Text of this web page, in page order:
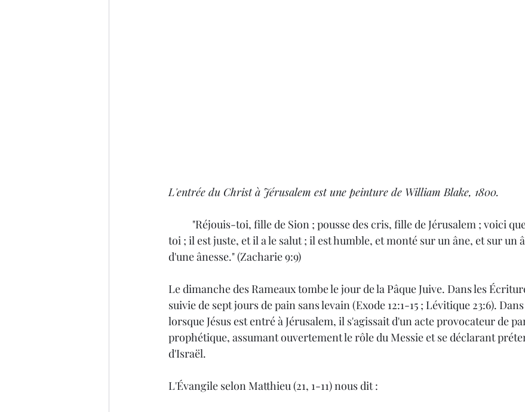
L'entrée du Christ à Jérusalem est une peinture de William Blake, 1800.
toi ; il est juste, et il a le salut ; il est humble, et monté sur un âne, et sur un
d'une ânesse." (Zacharie 9:9)
Le dimanche des Rameaux tombe le jour de la Pâque Juive. Dans les
suivie de sept jours de pain sans levain (Exode 12:1-15 ; Lévitique 23:6).
lorsque Jésus est entré à Jérusalem, il s'agissait d'un acte provocateur de
prophétique, assumant ouvertement le rôle du Messie et se déclarant
d'Israël.
L'Évangile selon Matthieu (21, 1-11) nous dit :